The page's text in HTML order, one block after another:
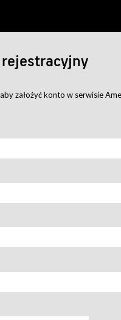
założyć konto w serwisie